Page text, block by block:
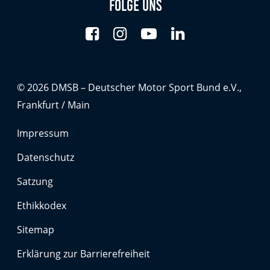
Folge uns
© 2026 DMSB – Deutscher Motor Sport Bund e.V.,
Frankfurt / Main
Impressum
Datenschutz
Satzung
Ethikkodex
Sitemap
Erklärung zur Barrierefreiheit
Google Maps
Anbieter:
Cookies, die ggf. zur Einbettung und Bereitstellung
von interaktiven Karten auf unserer Website gesetzt
werden.
Marketing